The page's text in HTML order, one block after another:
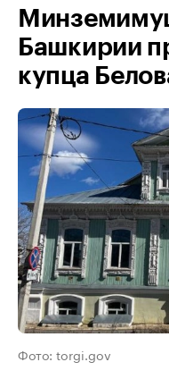
Башкирии
купца
Фото: torgi.gov